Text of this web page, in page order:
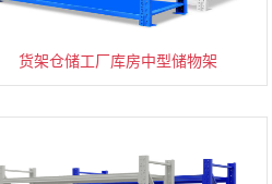
货架仓储工厂库房中型储物架
家用货架置物架多层阳台收纳